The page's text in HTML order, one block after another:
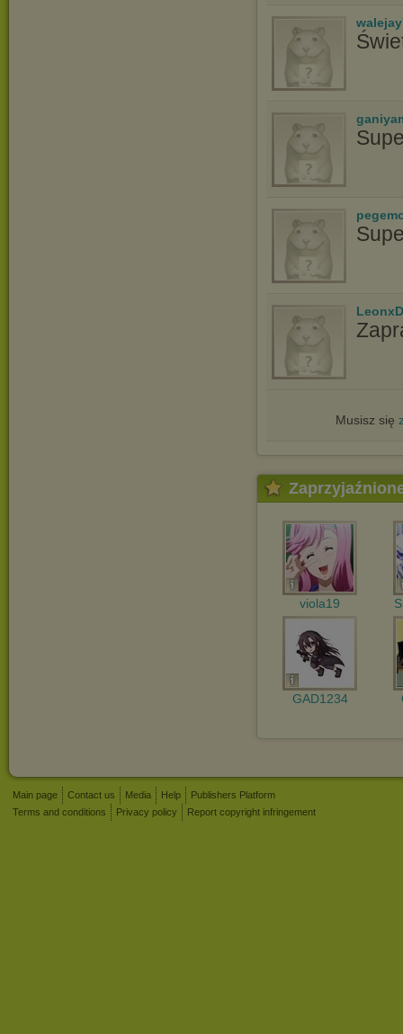
Musisz się
viola19
GAD1234
Main page Contact us Media Help
Publishers Platform
Terms and conditions
Privacy policy Report copyright infringement